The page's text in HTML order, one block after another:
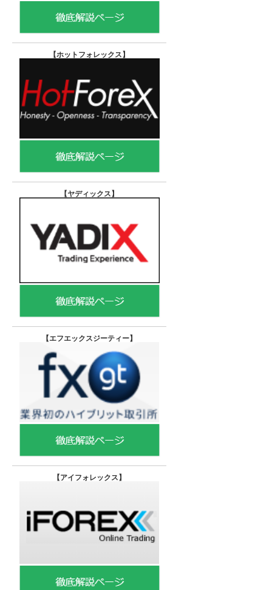
【ホットフォレックス 】
【ヤディックス 】
【エフエックスジーティー】
【アイフォレックス】